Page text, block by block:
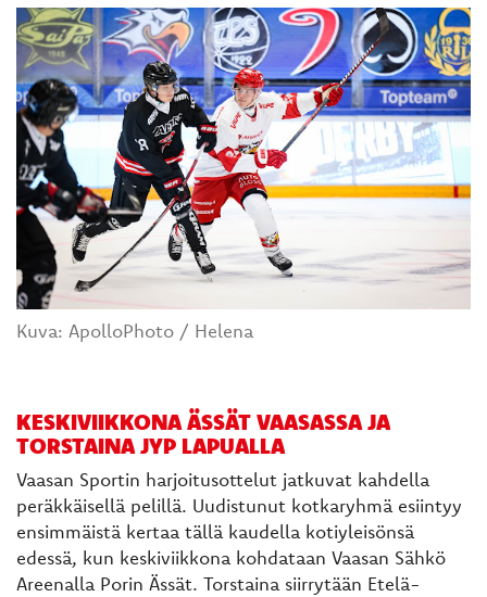
Kuva: ApolloPhoto / Helena
KESKIVIIKKONA ÄSSÄT VAASASSA JA
TORSTAINA JYP LAPUALLA
Vaasan Sportin harjoitusottelut jatkuvat kahdella
peräkkäisellä pelillä. Uudistunut kotkaryhmä esiintyy
ensimmäistä kertaa tällä kaudella kotiyleisönsä
edessä, kun keskiviikkona kohdataan Vaasan Sähkö
Areenalla Porin Ässät. Torstaina siirrytään Etelä-